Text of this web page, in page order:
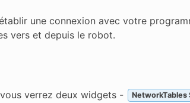
une connexion avec votre
vers et depuis le robot.
verrez deux widgets - NetworkTables